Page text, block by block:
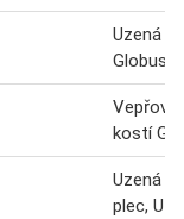
Uzená
Globus
Vepřová
kostí
Uzená
plec,